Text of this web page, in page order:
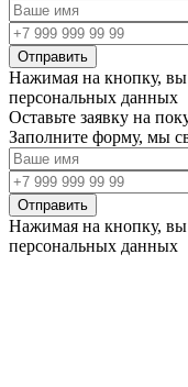
Отправить
Нажимая на кнопку, вы
персональных данных
Оставьте заявку на
Заполните форму, мы
Отправить
Нажимая на кнопку, вы
персональных данных